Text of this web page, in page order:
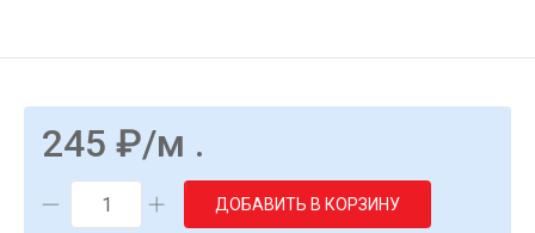
245 ₽/м .
ДОБАВИТЬ В КОРЗИНУ